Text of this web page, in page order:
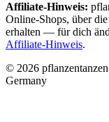
Affiliate-Hinweis:
Online-Shops, über
erhalten — für dich
Affiliate-Hinweis.
© 2026
Germany